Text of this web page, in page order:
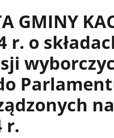
GMINY
r. o
na
r.